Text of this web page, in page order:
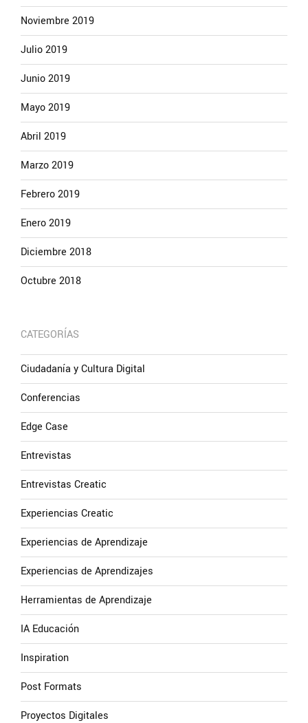
Noviembre 2019
Julio 2019
Junio 2019
Mayo 2019
Abril 2019
Marzo 2019
Febrero 2019
Enero 2019
Diciembre 2018
Octubre 2018
CATEGORÍAS
Ciudadanía y Cultura Digital
Conferencias
Edge Case
Entrevistas
Entrevistas Creatic
Experiencias Creatic
Experiencias de Aprendizaje
Experiencias de Aprendizajes
Herramientas de Aprendizaje
IA Educación
Inspiration
Post Formats
Proyectos Digitales